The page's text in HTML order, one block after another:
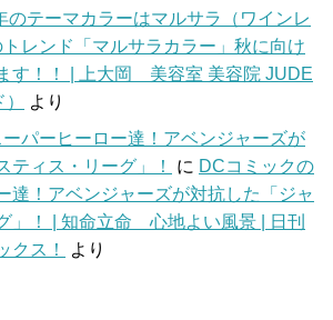
のテーマカラーはマルサラ（ワインレ
レンド「マルサラカラー」秋に向け
す！！ | 上大岡 美容室 美容院 JUDE
より
パーヒーロー達！アベンジャーズが
ティス・リーグ」！
に DCコミックの
達！アベンジャーズが対抗した「ジャ
」！ | 知命立命 心地よい風景 | 日刊
クス！
より